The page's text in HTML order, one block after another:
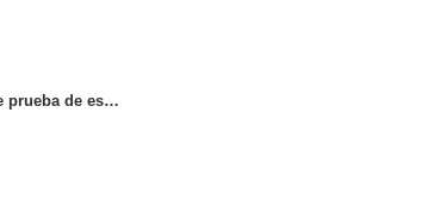
Bomba de prueba de esterilidad a prueba de agua de tamaño mini